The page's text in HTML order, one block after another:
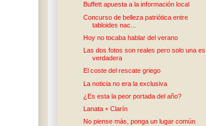
Buffett apuesta a la información local
Concurso de belleza patriótica entre
tabloides nac...
Hoy no tocaba hablar del verano
Las dos fotos son reales pero solo una es
verdadera
El coste del rescate griego
La noticia no era la exclusiva
¿Es esta la peor portada del año?
Lanata + Clarín
No piense más, ponga un lugar común